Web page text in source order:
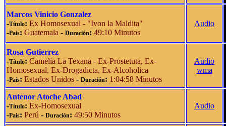
Marcos Vinicio Gonzalez
-Título: Ex Homosexual - "Ivon la Maldita"
-Pais: Guatemala - Duración: 49:10 Minutos
Audio
Rosa Gutierrez
-Título: Camelia La Texana - Ex-Prostetuta, Ex-
Homosexual, Ex-Drogadicta, Ex-Alcoholica
-Pais: Estados Unidos - Duración: 1:04:58 Minutos
Audio
wma
Antenor Atoche Abad
-Título: Ex-Homosexual
-Pais: Perú - Duración: 49:50 Minutos
Audio